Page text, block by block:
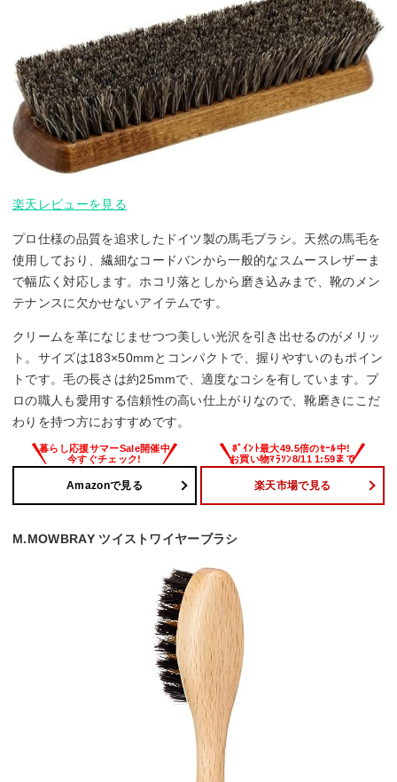
楽天レビューを見る
プロ仕様の品質を追求したドイツ製の馬毛ブラシ。天然の馬毛を
使用しており、繊細なコードバンから一般的なスムースレザーま
で幅広く対応します。ホコリ落としから磨き込みまで、靴のメン
テナンスに欠かせないアイテムです。
クリームを革になじませつつ美しい光沢を引き出せるのがメリッ
ト。サイズは183×50mmとコンパクトで、握りやすいのもポイン
トです。毛の長さは約25mmで、適度なコシを有しています。プ
ロの職人も愛用する信頼性の高い仕上がりなので、靴磨きにこだ
わりを持つ方におすすめです。
Amazonで見る 楽天市場で見る
M.MOWBRAY ツイストワイヤーブラシ